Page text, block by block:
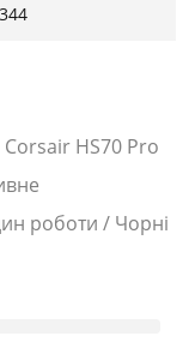
HS70 Pro
роботи / Чорні